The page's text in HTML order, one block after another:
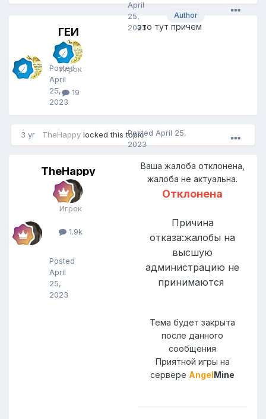
Е
Й
Posted
April
25,
2023
ГЕЙ
Игрок
19
Author
April
25,
2023это тут причем
3 yr TheHappy locked this topic
T
h
e
Posted
April
25,
2023
TheHappy
Игрок
1.9k
Posted April 25,
2023
Ваша жалоба отклонена,
жалоба не актуальна.
Отклонена
Причина
отказа:жалобы на
высшую
администрацию не
принимаются
Тема будет закрыта
после данного
сообщения
Приятной игры на
сервере AngelMine